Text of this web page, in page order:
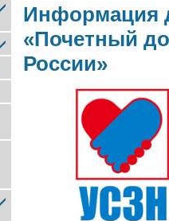
Информация
«Почетный
России»